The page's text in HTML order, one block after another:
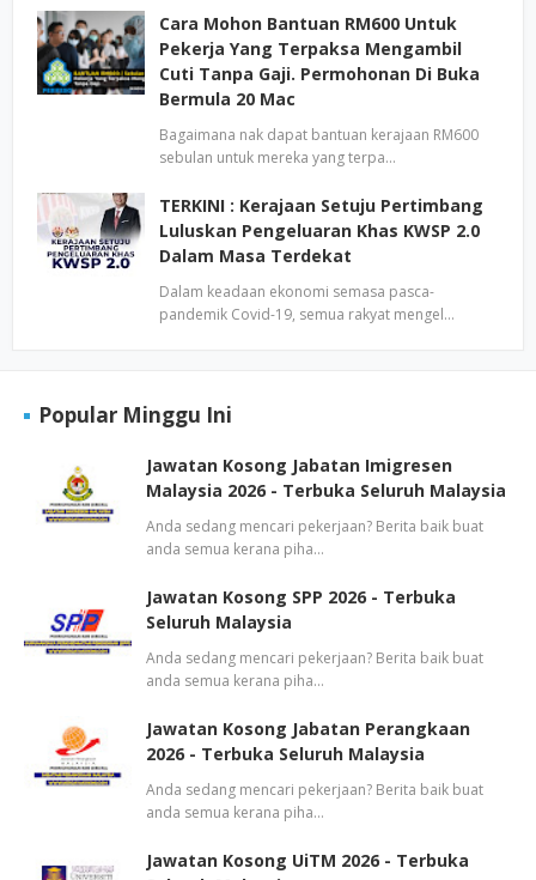
Cara Mohon Bantuan RM600 Untuk
Pekerja Yang Terpaksa Mengambil
Cuti Tanpa Gaji. Permohonan Di Buka
Bermula 20 Mac
Bagaimana nak dapat bantuan kerajaan RM600
sebulan untuk mereka yang terpa…
TERKINI : Kerajaan Setuju Pertimbang
Luluskan Pengeluaran Khas KWSP 2.0
Dalam Masa Terdekat
Dalam keadaan ekonomi semasa pasca-
pandemik Covid-19, semua rakyat mengel…
Popular Minggu Ini
Jawatan Kosong Jabatan Imigresen
Malaysia 2026 - Terbuka Seluruh Malaysia
Anda sedang mencari pekerjaan? Berita baik buat
anda semua kerana piha…
Jawatan Kosong SPP 2026 - Terbuka
Seluruh Malaysia
Anda sedang mencari pekerjaan? Berita baik buat
anda semua kerana piha…
Jawatan Kosong Jabatan Perangkaan
2026 - Terbuka Seluruh Malaysia
Anda sedang mencari pekerjaan? Berita baik buat
anda semua kerana piha…
Jawatan Kosong UiTM 2026 - Terbuka